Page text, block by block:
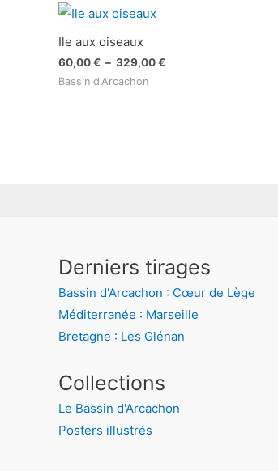
Ile aux oiseaux
60,00€ – 329,00€Plage
Bassin d'Arcachon
Derniers tirages
Bassin d'Arcachon : Cœur de Lège
Méditerranée : Marseille
Bretagne : Les Glénan
Collections
Le Bassin d'Arcachon
Posters illustrés